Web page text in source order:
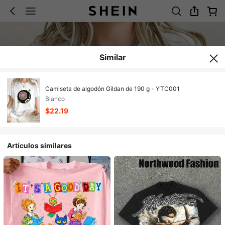
Similar
Camiseta de algodón Gildan de 190 g - YTC001
Blanco
$22.19
Artículos similares